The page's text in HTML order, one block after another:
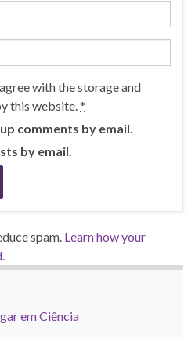
with the storage and
this website.*
comments by email.
by email.
spam. Learn how your